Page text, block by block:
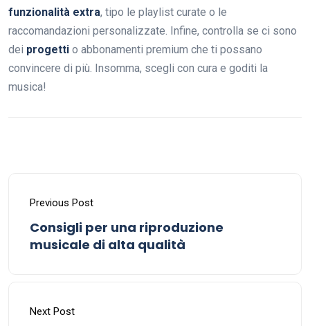
funzionalità extra, tipo le playlist curate o le
raccomandazioni personalizzate. Infine, controlla se ci sono
dei progetti o abbonamenti premium che ti possano
convincere di più. Insomma, scegli con cura e goditi la
musica!
Previous Post
Consigli per una riproduzione
musicale di alta qualità
Next Post